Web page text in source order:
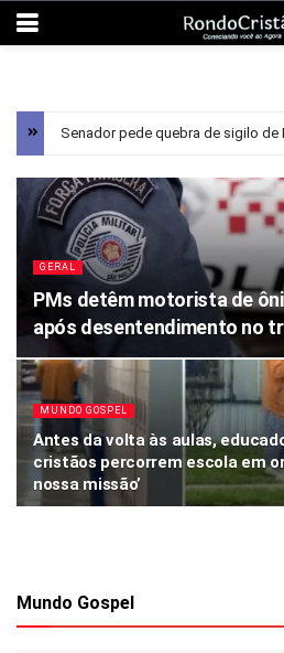
GERAL
PMs detêm motorista de
após desentendimento no
MUNDO GOSPEL
Antes da volta às aulas,
cristãos percorrem escola em
nossa missão’
Mundo Gospel